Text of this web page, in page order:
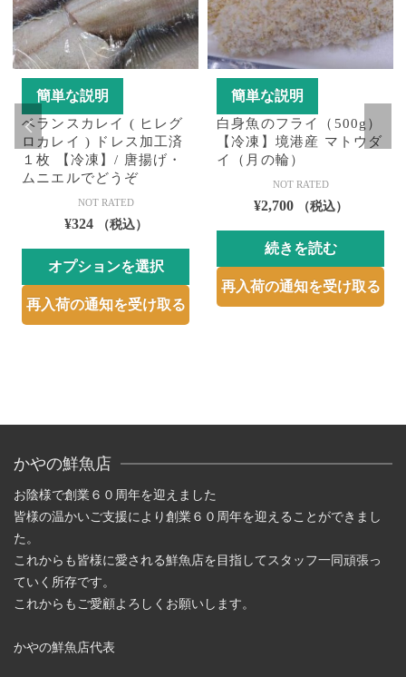
簡単な説明
ベランスカレイ ( ヒレグ
ロカレイ ) ドレス加工済
１枚 【冷凍】/ 唐揚げ・
ムニエルでどうぞ
NOT RATED
¥324 （税込）
オプションを選択
こ
の
複
の
バ
リ
エ
ー
シ
ョ
が
再入荷の通知を受け取る
簡単な説明
白身魚のフライ（500g）
【冷凍】境港産 マトウダ
イ（月の輪）
NOT RATED
¥2,700 （税込）
続きを読む
再入荷の通知を受け取る
かやの鮮魚店
お陰様で創業６０周年を迎えました
皆様の温かいご支援により創業６０周年を迎えることができまし
た。
これからも皆様に愛される鮮魚店を目指してスタッフ一同頑張っ
ていく所存です。
これからもご愛顧よろしくお願いします。
かやの鮮魚店代表